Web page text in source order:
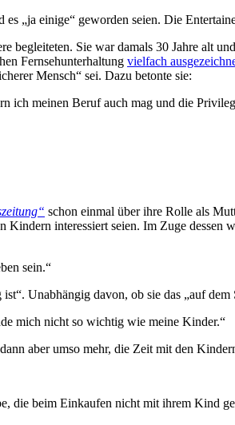
„ja einige“ geworden seien. Die
begleiteten. Sie war damals 30 Jahre alt
Fernsehunterhaltung vielfach
Mensch“ sei. Dazu betonte sie:
ich meinen Beruf auch mag und die
schon einmal über ihre Rolle als
interessiert seien. Im Zuge
sein.“
Unabhängig davon, ob sie das „auf dem
mich nicht so wichtig wie meine Kinder.“
aber umso mehr, die Zeit mit den
die beim Einkaufen nicht mit ihrem Kind